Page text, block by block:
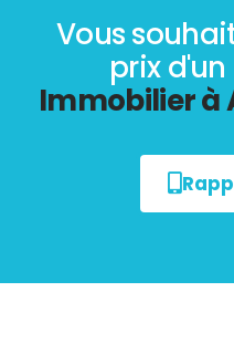
Vous
prix d'un
Immobilier à